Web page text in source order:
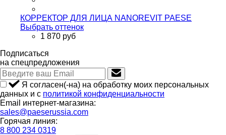
КОРРЕКТОР ДЛЯ ЛИЦА NANOREVIT PAESE
Выбрать оттенок
1 870 руб
Подписаться
на спецпредложения
Я согласен(-на) на обработку моих персональных
данных и с политикой конфиденциальности
Email интернет-магазина:
sales@paeserussia.com
Горячая линия:
8 800 234 0319